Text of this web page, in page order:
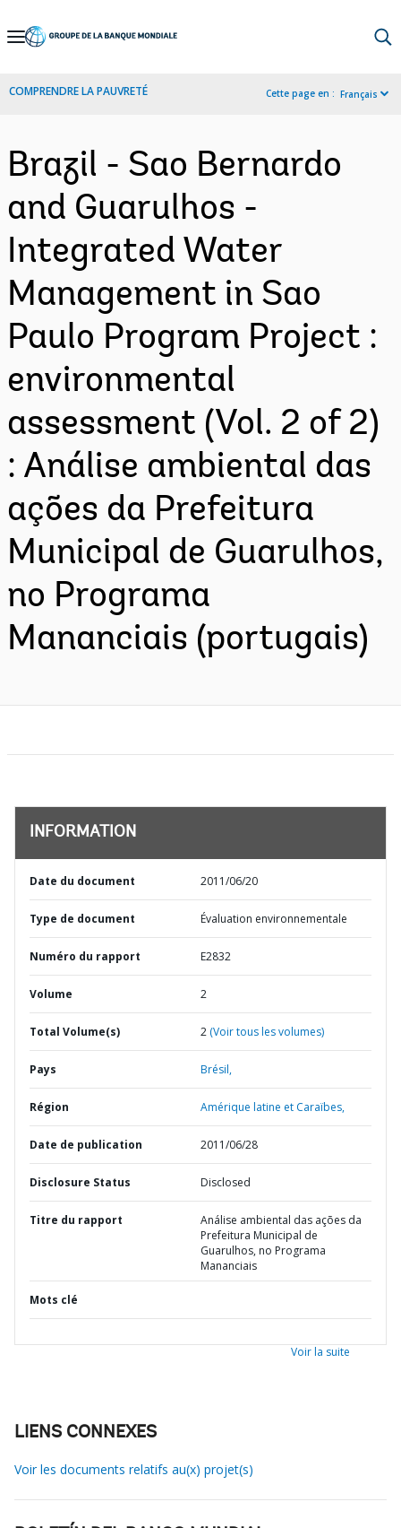
Skip
Navigation
COMPRENDRE LA PAUVRETÉ Cette page en : Français
Brazil - Sao Bernardo
and Guarulhos -
Integrated Water
Management in Sao
Paulo Program Project :
environmental
assessment (Vol. 2 of 2)
: Análise ambiental das
ações da Prefeitura
Municipal de Guarulhos,
no Programa
Mananciais (portugais)
INFORMATION
Date du document 2011/06/20
Type de document Évaluation environnementale
Numéro du rapport E2832
Volume 2
Total Volume(s) 2 (Voir tous les volumes)
Pays Brésil,
Région Amérique latine et Caraïbes,
Date de publication 2011/06/28
Disclosure Status Disclosed
Titre du rapport
Análise ambiental das ações da
Prefeitura Municipal de
Guarulhos, no Programa
Mananciais
Mots clé
Voir la suite
LIENS CONNEXES
Voir les documents relatifs au(x) projet(s)